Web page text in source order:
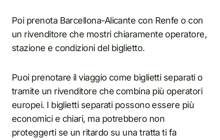
Poi prenota Barcellona-Alicante con Renfe o con
un rivenditore che mostri chiaramente operatore,
stazione e condizioni del biglietto.
Puoi prenotare il viaggio come biglietti separati o
tramite un rivenditore che combina più operatori
europei. I biglietti separati possono essere più
economici e chiari, ma potrebbero non
proteggerti se un ritardo su una tratta ti fa